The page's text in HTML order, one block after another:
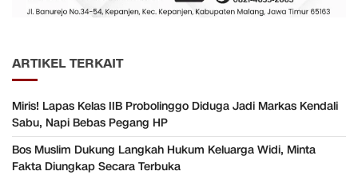
ARTIKEL TERKAIT
Miris! Lapas Kelas IIB Probolinggo Diduga Jadi Markas Kendali
Sabu, Napi Bebas Pegang HP
Bos Muslim Dukung Langkah Hukum Keluarga Widi, Minta
Fakta Diungkap Secara Terbuka